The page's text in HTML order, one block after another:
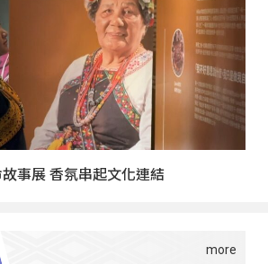
事展 香氛串起文化連結